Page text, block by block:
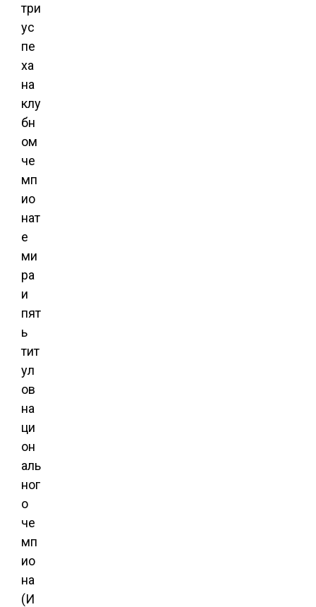
три
ус
пе
ха
на
клу
бн
ом
че
мп
ио
нат
е
ми
ра
и
пят
ь
тит
ул
ов
на
ци
он
аль
ног
о
че
мп
ио
на
(И